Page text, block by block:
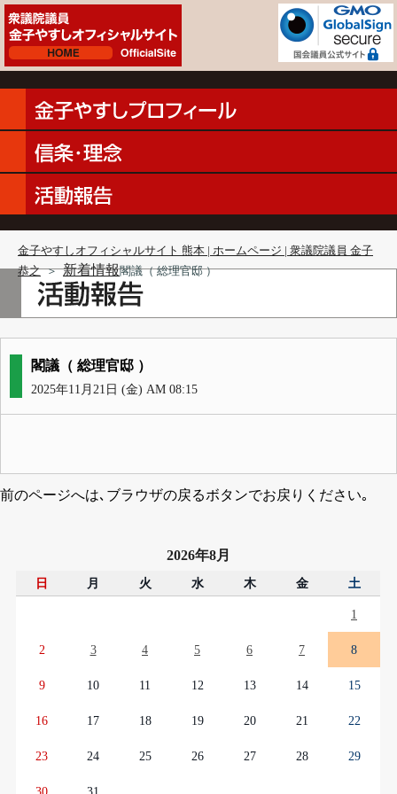
金子やすしオフィシャルサイト 熊本 | ホームページ | 衆議院議員 金子
恭之 ＞ 新着情報閣議（ 総理官邸 ）
閣議（ 総理官邸 ）
2025年11月21日 (金) AM 08:15
前のページへは､ブラウザの戻るボタンでお戻りください｡
2026年8月
日 月 火 水 木 金 土
1
2 3 4 5 6 7 8
9 10 11 12 13 14 15
16 17 18 19 20 21 22
23 24 25 26 27 28 29
30 31